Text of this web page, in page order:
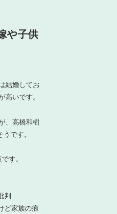
や子供
結婚してお
高いです。
、高橋和樹
です。
す。
判
ど家族の痕